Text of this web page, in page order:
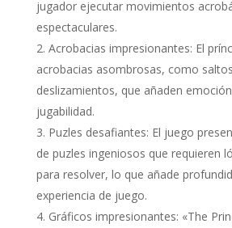
jugador ejecutar movimientos
espectaculares.
Acrobacias impresionantes: El
acrobacias asombrosas, como
deslizamientos, que añaden
jugabilidad.
Puzles desafiantes: El juego
de puzles ingeniosos que requieren
para resolver, lo que añade
experiencia de juego.
Gráficos impresionantes: «The